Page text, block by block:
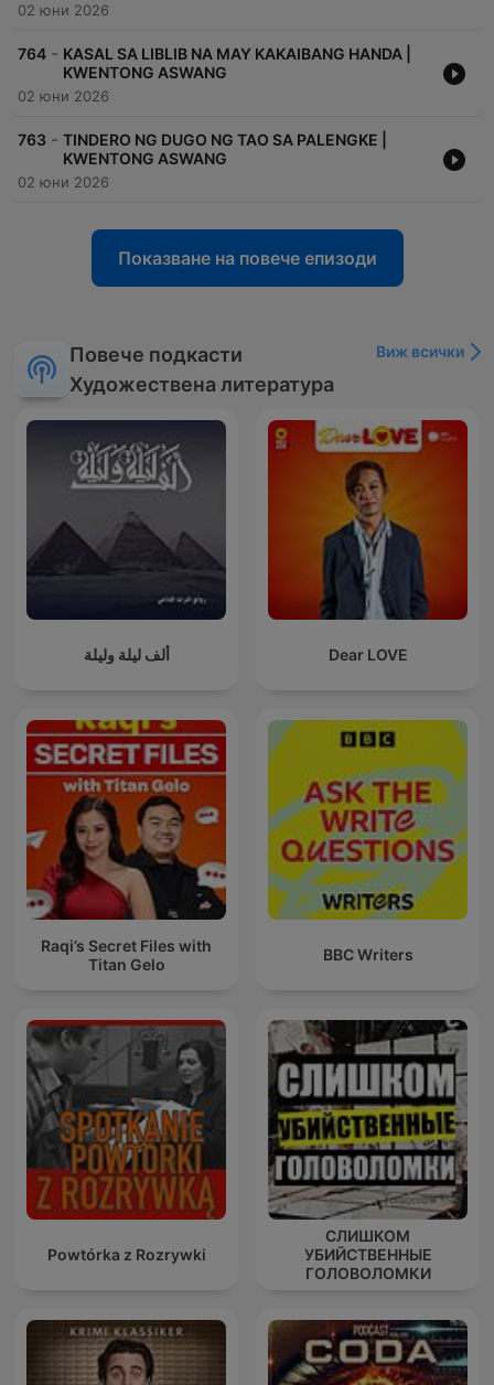
02 юни 2026
764 - KASAL SA LIBLIB NA MAY KAKAIBANG HANDA |
KWENTONG ASWANG
02 юни 2026
763 - TINDERO NG DUGO NG TAO SA PALENGKE |
KWENTONG ASWANG
02 юни 2026
Показване на повече епизоди
Повече подкасти
Художествена литература
Виж всички
ألف ليلة وليلة Dear LOVE
Raqi’s Secret Files with
Titan Gelo
BBC Writers
Powtórka z Rozrywki
СЛИШКОМ
УБИЙСТВЕННЫЕ
ГОЛОВОЛОМКИ